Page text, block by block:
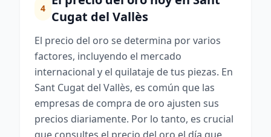
4
Cugat del Vallès
El precio del oro se determina por varios
factores, incluyendo el mercado
internacional y el quilataje de tus piezas. En
Sant Cugat del Vallès, es común que las
empresas de compra de oro ajusten sus
precios diariamente. Por lo tanto, es crucial